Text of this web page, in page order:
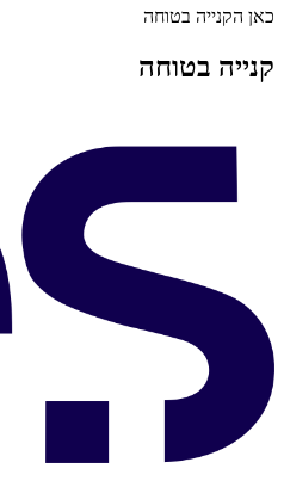
כאן הקנייה בטוחה
קנייה בטוחה